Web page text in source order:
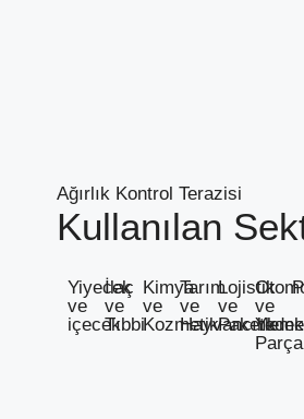
Ağırlık Kontrol Terazisi
Kullanılan
Yiyecek
ve
içecek
İlaç
ve
Tıbbi
Kimya
ve
Kozmetik
Tarım
ve
Hayvancılık
Lojistik
ve
Paketleme
ve
Yedek
Parça